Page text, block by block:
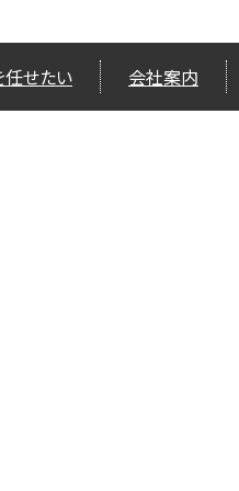
せたい 会社案内